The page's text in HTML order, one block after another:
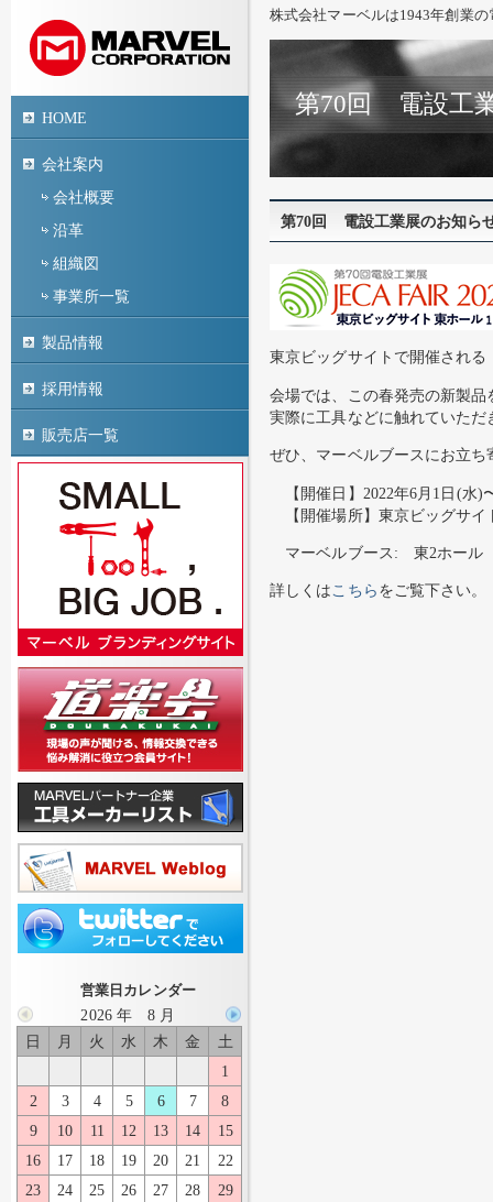
株式会社マーベルは1943年創業
第70回 電設工
第70回 電設工業展のお知ら
東京ビッグサイトで開催され
会場では、この春発売の新製
実際に工具などに触れていた
ぜひ、マーベルブースにお立ち
【開催日】2022年6月1日(水)
【開催場所】東京ビッグサイ
マーベルブース: 東2ホール
詳しくはこちらをご覧下さい。
HOME
会社案内
会社概要
沿革
組織図
事業所一覧
製品情報
採用情報
販売店一覧
営業日カレンダー
2026 年 8 月
日
月 火 水 木 金
土
1
2
3 4 5 6 7
8
9
10 11 12 13 14
15
16
17 18 19 20 21
22
23
24 25 26 27 28
29